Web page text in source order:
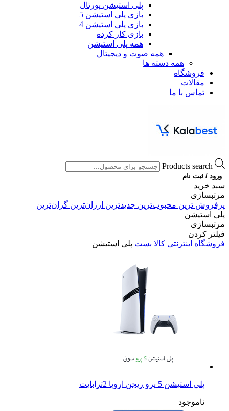
پلی استیشن پورتال
بازی پلی استیشن 5
بازی پلی استیشن 4
بازی کار کرده
همه پلی استیشن
همه صوت و دیجیتال
همه دسته ها
فروشگاه
مقالات
تماس با ما
Products search
ورود / ثبت نام
سبد خرید
مرتبسازی
پرفروش ترین محبوب‌ترین جدیدترین ارزان‌ترین گران‌ترین
پلی استیشن
مرتبسازی
فیلتر کردن
فروشگاه اینترنتی کالا بست پلی استیشن
پلی استیشن 5 پرو ریجن اروپا 2ترابایت
ناموجود